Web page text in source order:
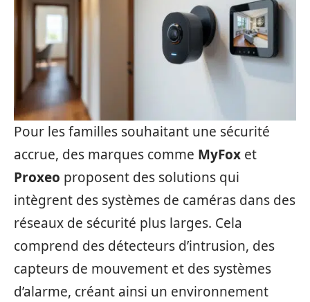
Pour les familles souhaitant une sécurité
accrue, des marques comme MyFox et
Proxeo proposent des solutions qui
intègrent des systèmes de caméras dans des
réseaux de sécurité plus larges. Cela
comprend des détecteurs d’intrusion, des
capteurs de mouvement et des systèmes
d’alarme, créant ainsi un environnement